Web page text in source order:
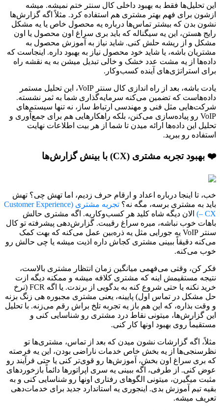
این تحلیل‌ها فقط به بهبود داخلی کال سنتر ختم نمیشه. میشه
ازشون برای فهم بهتر مشتری هم استفاده کرد. مثلاً اگه گزارش‌ها
نشون بدن که بیشتر تماس‌ها درباره یه محصول خاص یا یه مشکل
رایج هستن، این یه سیگناله که باید بری سراغ اون محصول یا اون
مشکل و از ریشه حلش کنی. شاید نیاز به آموزش محصول به
مشتریان باشه، یا شاید خود محصول نیاز به بهبود داره. اینجاست که
داده‌ها از یه مشت عدد خشک و خالی تبدیل میشن به یه نقشه راه
برای استراتژی‌های آینده کسب‌وکار.
یادت باشه، بعد از راه اندازی کال سنتر VoIP، این تحلیل مستمر
داده‌هاست که تضمین می‌کنه سرمایه‌گذاری شما به ثمر نشسته.
شرکت‌هایی مثل فنی و مهندسی ارتباط ساز، نه تنها سیستم‌های
VoIP رو پیاده‌سازی می‌کنن، بلکه راهکارهایی هم برای جمع‌آوری و
تحلیل این داده‌ها ارائه میدن تا شما از هر بیت اطلاعات نهایت
استفاده رو ببرید.
❤️ بهبود تجربه مشتری (CX) با بینش گزارش‌ها
خب، تا اینجا درباره اعداد و ارقام حرف زدیم، اما تهش چی؟ تهش
باید به مشتری برسه، مگه نه؟
تجربه مشتری (Customer Experience
– CX)
الان دیگه شاه کلید هر کسب‌وکاریه. اگه مشتری حالش
باهات خوب نباشه، میره سراغ رقیبت. گزارش‌دهی پیشرفته تو کال
سنتر VoIP یه جورایی مثل یه ذره‌بین عمل می‌کنه که بهت کمک
می‌کنه دقیقاً ببینی مشتری کجاش داره اذیت میشه یا چی حالش رو
خوب می‌کنه.
فکر کن، وقتی می‌فهمی میانگین زمان انتظار مشتری بالاست،
نتیجه مستقیمش اینه که مشتری کلافه میشه و ممکنه دیگه ازت
خرید نکنه یا حتی شروع کنه به بدگویی از برندت. یا اگه FCR (نرخ
حل مشکل در تماس اول) پایینه، یعنی مشتری مجبوره هی زنگ بزنه
و وقت بذاره، که این هم باز یه تجربه تلخ براش رقم می‌زنه. با تحلیل
این گزارش‌ها، میتونی نقاط درد مشتری رو شناسایی کنی و
مستقیماً روی بهبود اونها کار کنی.
مثلاً، اگه گزارشات نشون میدن که بعد از تماس، مشتری‌ها تو
نظرسنجی‌ها از یه بخش خاص خدمات ناراضی بودن، این یه فرصته
که بری سراغ اون بخش، آموزش‌ها رو قوی‌تر کنی یا حتی فرآیند رو
عوض کنی. از طرفی، اگه ببینی یه سری اپراتورها دائماً بازخوردهای
مثبت میگیرن، میتونی الگوهای رفتاری اونها رو شناسایی کنی و به
بقیه تیم آموزش بدی. اینجوری یه استاندارد جدید برای خدمات‌دهی
تعریف میشه.